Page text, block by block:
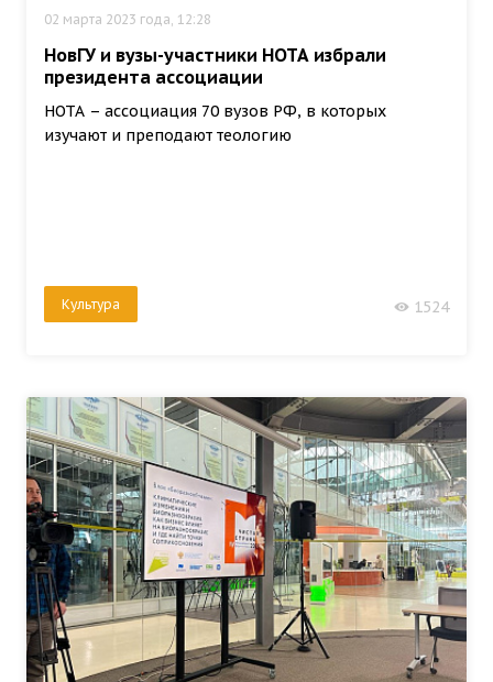
02 марта 2023 года, 12:28
НовГУ и вузы-участники НОТА избрали
президента ассоциации
НОТА – ассоциация 70 вузов РФ, в которых
изучают и преподают теологию
Культура 1524